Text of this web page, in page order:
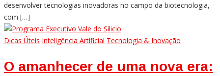
desenvolver tecnologias inovadoras no campo da biotecnologia,
com […]
Dicas Úteis Inteligência Artificial Tecnologia & Inovação
O amanhecer de uma nova era: